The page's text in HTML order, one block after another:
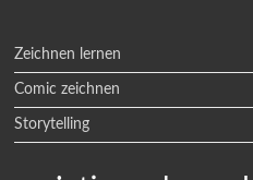
Zeichnen lernen
Comic zeichnen
Storytelling